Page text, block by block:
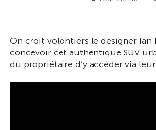
On croit volontiers le designer Ian
concevoir cet authentique SUV
du propriétaire d’y accéder via